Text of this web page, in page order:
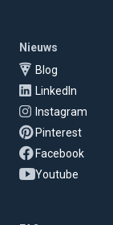
Nieuws
Blog
LinkedIn
Instagram
Pinterest
Facebook
Youtube